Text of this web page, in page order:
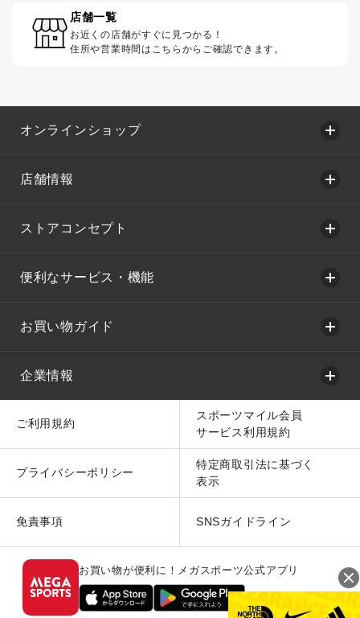
店舗一覧
お近くの店舗がすぐに見つかる！
住所や営業時間はこちらからご確認できます。
オンラインショップ
店舗情報
ストアコンセプト
便利なサービス・機能
お買い物ガイド
企業情報
ご利用規約
スポーツマイル会員
サービス利用規約
プライバシーポリシー
特定商取引法に基づく
表示
免責事項 SNSガイドライン
お買い物が便利に！メガスポーツ公式アプリ